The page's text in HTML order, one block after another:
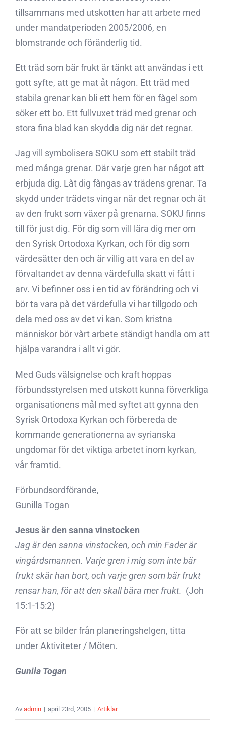
tillsammans med utskotten har att arbete med
under mandatperioden 2005/2006, en
blomstrande och föränderlig tid.
Ett träd som bär frukt är tänkt att användas i ett
gott syfte, att ge mat åt någon. Ett träd med
stabila grenar kan bli ett hem för en fågel som
söker ett bo. Ett fullvuxet träd med grenar och
stora fina blad kan skydda dig när det regnar.
Jag vill symbolisera SOKU som ett stabilt träd
med många grenar. Där varje gren har något att
erbjuda dig. Låt dig fångas av trädens grenar. Ta
skydd under trädets vingar när det regnar och ät
av den frukt som växer på grenarna. SOKU finns
till för just dig. För dig som vill lära dig mer om
den Syrisk Ortodoxa Kyrkan, och för dig som
värdesätter den och är villig att vara en del av
förvaltandet av denna värdefulla skatt vi fått i
arv. Vi befinner oss i en tid av förändring och vi
bör ta vara på det värdefulla vi har tillgodo och
dela med oss av det vi kan. Som kristna
människor bör vårt arbete ständigt handla om att
hjälpa varandra i allt vi gör.
Med Guds välsignelse och kraft hoppas
förbundsstyrelsen med utskott kunna förverkliga
organisationens mål med syftet att gynna den
Syrisk Ortodoxa Kyrkan och förbereda de
kommande generationerna av syrianska
ungdomar för det viktiga arbetet inom kyrkan,
vår framtid.
Förbundsordförande,
Gunilla Togan
Jesus är den sanna vinstocken
Jag är den sanna vinstocken, och min Fader är
vingårdsmannen. Varje gren i mig som inte bär
frukt skär han bort, och varje gren som bär frukt
rensar han, för att den skall bära mer frukt.  (Joh
15:1-15:2)
För att se bilder från planeringshelgen, titta
under Aktiviteter / Möten.
Gunila Togan
Av admin | april 23rd, 2005 | Artiklar